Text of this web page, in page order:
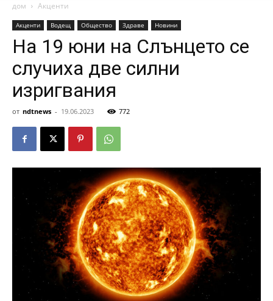
дом Акценти
Акценти Водещ Общество Здраве Новини
На 19 юни на Слънцето се
случиха две силни
изригвания
от ndtnews - 19.06.2023 772